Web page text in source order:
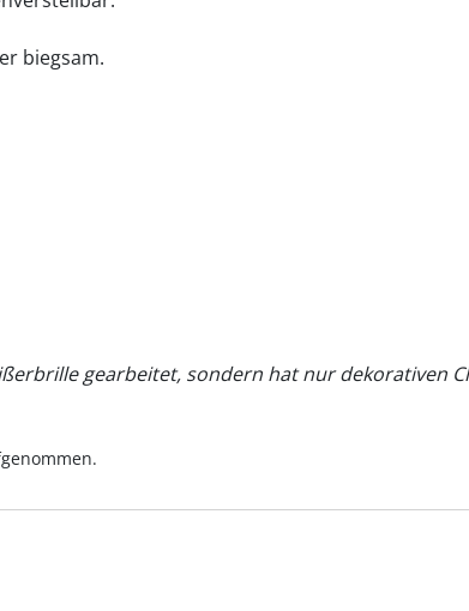
biegsam.
gearbeitet, sondern hat nur dekorativen